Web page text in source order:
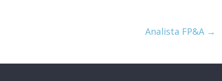
Analista FP&A →